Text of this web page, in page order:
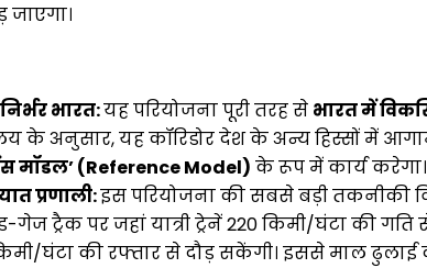
जाएगा।
भारत:यह परियोजना पूरी तरह से भारत में
के अनुसार, यह कॉरिडोर देश के अन्य हिस्सों में
मॉडल’ (Reference Model) के रूप में कार्य करेगा।
प्रणाली:इस परियोजना की सबसे बड़ी तकनीकी
गेज ट्रैक पर जहां यात्री ट्रेनें 220 किमी/घंटा की
घंटा की रफ्तार से दौड़ सकेंगी। इससे माल